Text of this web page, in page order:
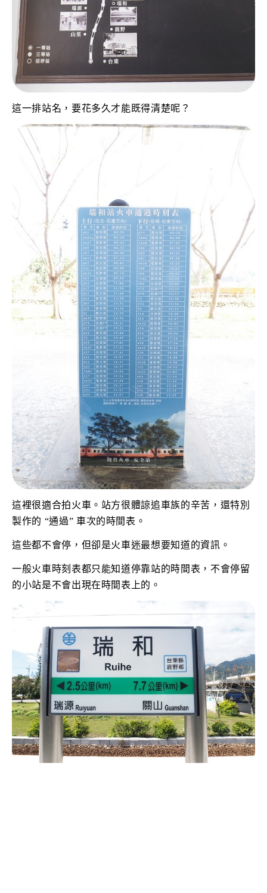
這一排站名，要花多久才能既得清楚呢？
這裡很適合拍火車。站方很體諒追車族的辛苦，還特別
製作的 “通過” 車次的時間表。
這些都不會停，但卻是火車迷最想要知道的資訊。
一般火車時刻表都只能知道停靠站的時間表，不會停留
的小站是不會出現在時間表上的。